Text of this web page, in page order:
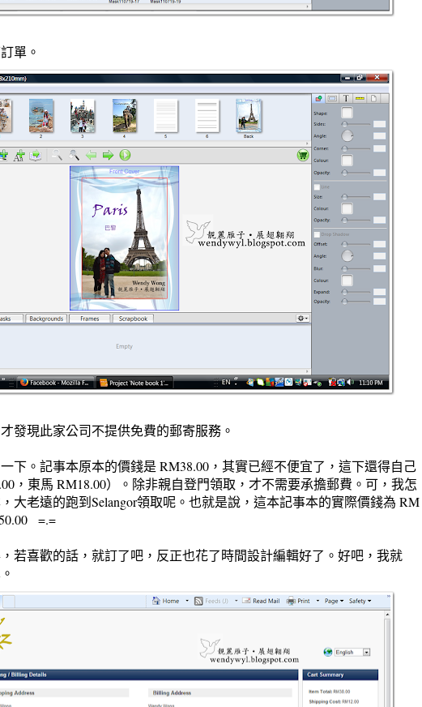
單。
發現此家公司不提供免費的郵寄服務。
下。記事本原本的價錢是 RM38.00，其實已經不便宜了，這下還得自己
，東馬 RM18.00）。除非親自登門領取，才不需要承擔郵費。可，我怎
大老遠的跑到Selangor領取呢。也就是說，這本記事本的實際價錢為 RM
=.=
若喜歡的話，就訂了吧，反正也花了時間設計編輯好了。好吧，我就